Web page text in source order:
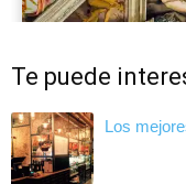
Te puede
Los